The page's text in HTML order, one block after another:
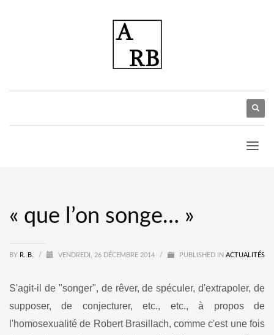
« que l’on songe… »
BY R. B. / VENDREDI, 26 DÉCEMBRE 2014 / PUBLISHED IN ACTUALITÉS
S'agit-il de "songer", de rêver, de spéculer, d'extrapoler, de
supposer, de conjecturer, etc., etc., à propos de
l'homosexualité de Robert Brasillach, comme c'est une fois